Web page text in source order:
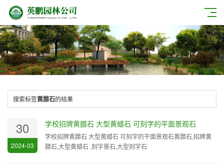
搜索标签黄腊石的结果
30
2024-03
学校招牌黄腊石 大型黄蜡石 可刻字的平面景观石
学校招牌黄腊石 大型黄蜡石 可刻字的平面景观石黄腊石,招牌黄
腊石,大型黄蜡石 ,刻字景石,大型刻字石